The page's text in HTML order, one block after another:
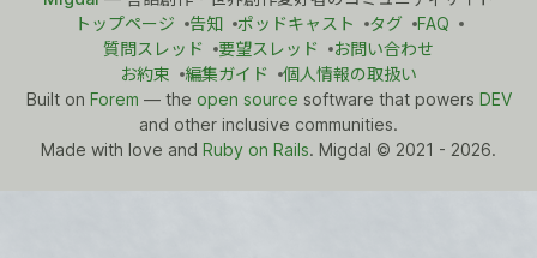
トップページ
告知 ポッドキャスト タグ
FAQ
質問スレッド
要望スレッド
お問い合わせ
お約束
編集ガイド
個人情報の取扱い
Built on Forem — the open source software that powers DEV
and other inclusive communities.
Made with love and Ruby on Rails. Migdal © 2021 - 2026.